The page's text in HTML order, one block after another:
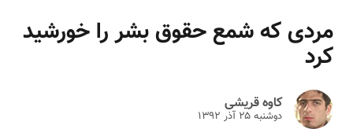
مردی که شمع حقوق بشر را خورشید
کرد
کاوه قریشی
دوشنبه ۲۵ آذر ۱۳۹۲